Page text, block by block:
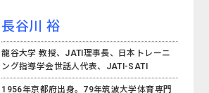
長谷川 裕
龍谷大学 教授、JATI理事長、日本トレーニ
ング指導学会世話人代表、JATI-SATI
1956年京都府出身。79年筑波大学体育専門